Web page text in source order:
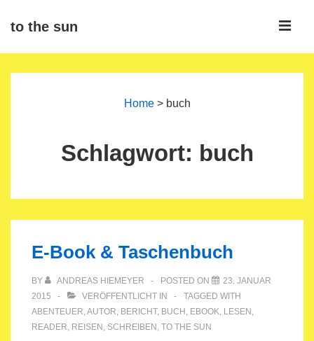
Zumto the sun
Home> buch
Schlagwort: buch
E-Book & Taschenbuch
BY ANDREAS HIEMEYER POSTED ON
23. JANUAR
2015
VERÖFFENTLICHT IN
TAGGED WITH
ABENTEUER,AUTOR, BERICHT, BUCH , EBOOK, LESEN ,
READER, REISEN , SCHREIBEN , TO THE SUN